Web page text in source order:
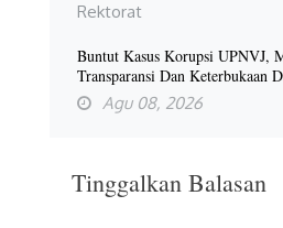
Buntut Kasus Korupsi UPNVJ,
Transparansi Dan Keterbukaan
Agu 08, 2026
Tinggalkan Balasan